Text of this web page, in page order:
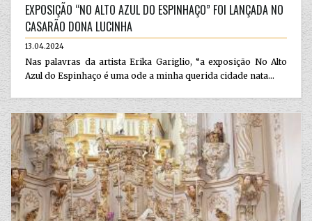
EXPOSIÇÃO “NO ALTO AZUL DO ESPINHAÇO” FOI LANÇADA NO
CASARÃO DONA LUCINHA
13.04.2024
Nas palavras da artista Erika Gariglio, “a exposição No Alto
Azul do Espinhaço é uma ode a minha querida cidade nata...